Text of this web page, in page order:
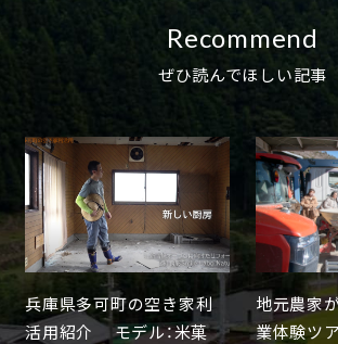
Recommend
ぜひ読んでほしい記事
兵庫県多可町の空き家利
活用紹介 モデル：米菓
地元農家
業体験ツ